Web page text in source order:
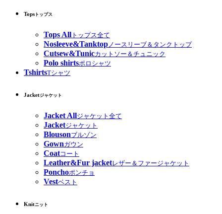
Tops トップス
Tops All トップス全て
Nosleeve&Tanktopノースリーブ＆タンクトップ
Cutsew&Tunicカットソー＆チュニック
Polo shirtsポロシャツ
TshirtsTシャツ
Jacketジャケット
Jacket Allジャケット全て
Jacketジャケット
Blousonブルゾン
Gownガウン
Coatコート
Leather&Fur jacketレザー＆ファージャケット
Ponchoポンチョ
Vestベスト
Knitニット